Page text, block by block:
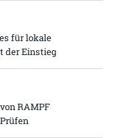
für lokale
der Einstieg
RAMPF